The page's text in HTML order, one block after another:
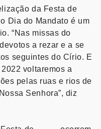
da Festa de
Dia do Mandato é um
“Nas missas do
a rezar e a se
seguintes do Círio. E
voltaremos a
pelas ruas e rios de
Senhora”, diz